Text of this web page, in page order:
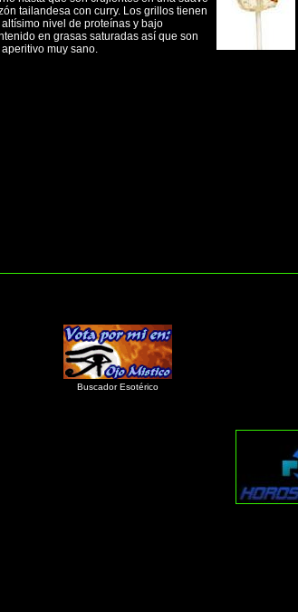
tailandesa con curry. Los grillos tienen
nivel de proteínas y bajo
en grasas saturadas así que son
muy sano.
Buscador Esotérico